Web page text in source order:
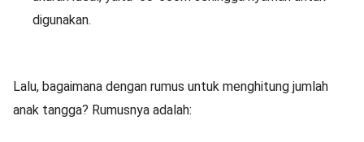
digunakan.
Lalu, bagaimana dengan rumus untuk menghitung jumlah
anak tangga? Rumusnya adalah: